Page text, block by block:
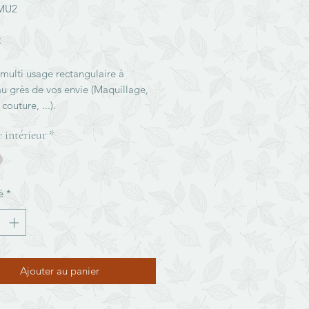
Prix
usage rectangulaire à
grès de vos envie (Maquillage,
...).
se transformer en panière.
intérieur *
*
Ajouter au panier